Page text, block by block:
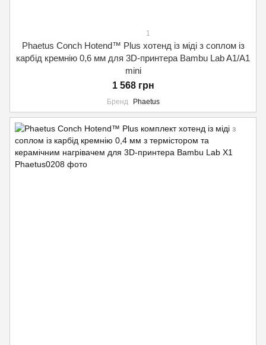
1
Phaetus Conch Hotend™ Plus хотенд із міді з соплом із
карбід кремнію 0,6 мм для 3D-принтера Bambu Lab A1/A1
mini
1 568 грн
Бренд Phaetus